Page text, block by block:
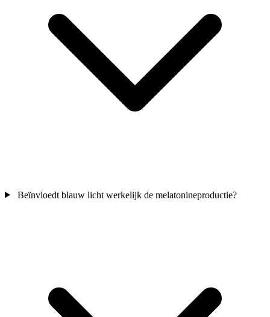
Beïnvloedt blauw licht werkelijk de melatonineproductie?